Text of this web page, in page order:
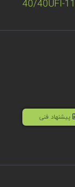
پیشنهاد فنی